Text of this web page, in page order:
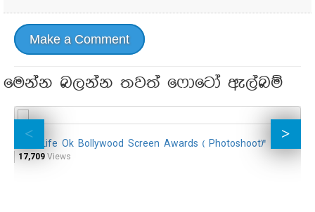
Make a Comment
මෙන්න බලන්න තවත් ෆොටෝ ඇල්බම්
"21st Life Ok Bollywood Screen Awards ( Photoshoot)"
17,709 Views